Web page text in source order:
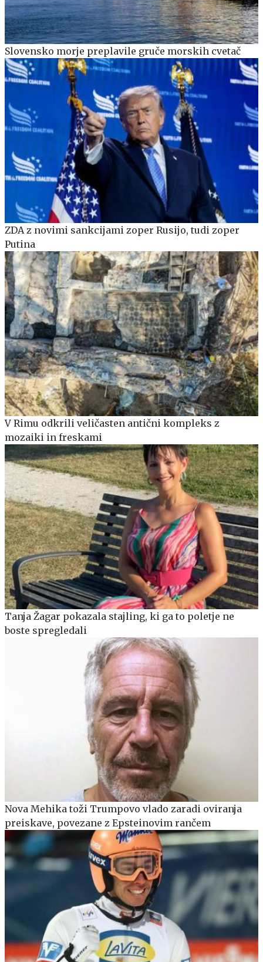
Slovensko morje preplavile gruče morskih cvetač
ZDA z novimi sankcijami zoper Rusijo, tudi zoper
Putina
V Rimu odkrili veličasten antični kompleks z
mozaiki in freskami
Tanja Žagar pokazala stajling, ki ga to poletje ne
boste spregledali
Nova Mehika toži Trumpovo vlado zaradi oviranja
preiskave, povezane z Epsteinovim rančem